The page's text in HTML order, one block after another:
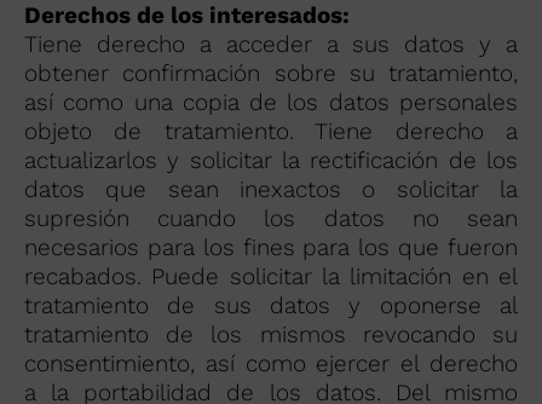
Derechos de los interesados:
Tiene derecho a acceder a sus datos y a
obtener confirmación sobre su tratamiento,
así como una copia de los datos personales
objeto de tratamiento. Tiene derecho a
actualizarlos y solicitar la rectificación de los
datos que sean inexactos o solicitar la
supresión cuando los datos no sean
necesarios para los fines para los que fueron
recabados. Puede solicitar la limitación en el
tratamiento de sus datos y oponerse al
tratamiento de los mismos revocando su
consentimiento, así como ejercer el derecho
a la portabilidad de los datos. Del mismo